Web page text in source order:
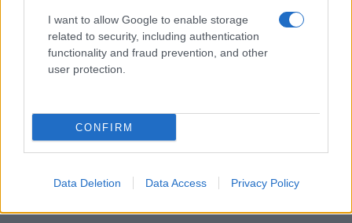
I want to allow Google to enable storage
related to security, including authentication
functionality and fraud prevention, and other
user protection.
CONFIRM
Data Deletion Data Access Privacy Policy
mare e storia